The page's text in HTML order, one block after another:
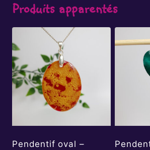
Produits apparentés
Pendentif oval –